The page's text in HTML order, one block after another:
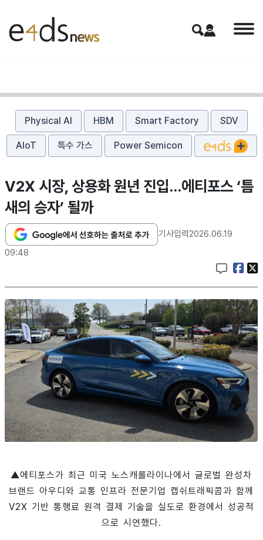
Physical AI HBM Smart Factory SDV
AIoT 특수 가스 Power Semicon
V2X 시장, 상용화 원년 진입…에티포스 ‘틈
새의 승자’ 될까
기사입력2026.06.19
09:48
▲에티포스가 최근 미국 노스캐롤라이나에서 글로벌 완성차
브랜드 아우디와 교통 인프라 전문기업 캡쉬트래픽콤과 함께
V2X 기반 통행료 원격 결제 기술을 실도로 환경에서 성공적
으로 시연했다.